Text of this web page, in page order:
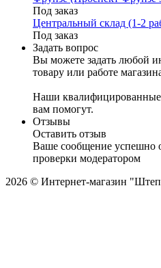
Под заказ
Центральный склад (1-2
Под заказ
Задать вопрос
Вы можете задать любой
товару или работе
Наши квалифицированные
вам помогут.
Отзывы
Оставить отзыв
Ваше сообщение успешно
проверки модератором
2026 © Интернет-магазин